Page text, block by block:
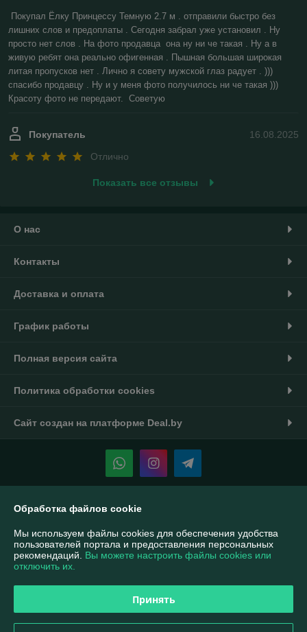
Покупал Ёлку Принцессу Темную 2.7 м . отправили быстро без
лишних слов и предоплаты . Сегодня забрал уже установил . Ну
просто нет слов . На фото продавца  она ну ни че такая . Ну а в
живую ребят она реально офигенная . Пышная большая широкая
литая пропусков нет . Лично я совету мужской глаз радует . )))
спасибо продавцу . Ну и у меня фото получилось ни че такая )))
Красоту фото не передают.  Советую
16.08.2025
Покупатель
Отлично
Показать все отзывы
О нас
Контакты
Доставка и оплата
График работы
Полная версия сайта
Политика обработки cookies
Сайт создан на платформе Deal.by
Информация для покупателя
Индивидуальный предприниматель:
ИП Тукин Тимур Александрович
Беларусь, г. Минск ул. Калиновского 42-14
Регистрационный номер ЕГР: 190508547
Регистрационный орган: Минский горисполком
Дата регистрации компании: 24.10.2014
Обработка файлов cookie
Мы используем файлы cookies для обеспечения удобства
пользователей портала и предоставления персональных
рекомендаций. Вы можете настроить файлы cookies или
отключить их.
Принять